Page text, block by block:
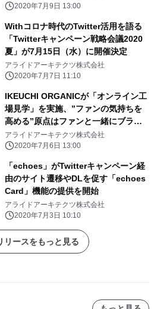
2020年7月9日 13:00
Withコロナ時代のTwitter活用を語る
「Twitterキャンペーン戦略会議2020
夏」が7月15日（水）に開催決定
アライドアーキテクツ株式会社
2020年7月7日 11:10
IKEUCHI ORGANICが「オンライン工
場見学」を実施、”ファンの気持ちを
高める”原点はファンと一緒にブラン
ドを創るという想い
アライドアーキテクツ株式会社
2020年7月6日 13:00
「echoes」がTwitterキャンペーン経
由のサイト遷移やDLを促す「echoes
Card」機能の提供を開始
アライドアーキテクツ株式会社
2020年7月3日 10:10
リースをもっと見る